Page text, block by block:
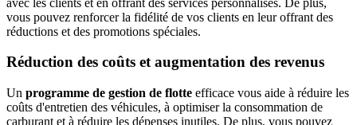
vous pouvez renforcer la fidélité de vos clients en leur offrant des
réductions et des promotions spéciales.
Réduction des coûts et augmentation des revenus
Un programme de gestion de flotte efficace vous aide à réduire les
coûts d'entretien des véhicules, à optimiser la consommation de
carburant et à réduire les dépenses inutiles. De plus, vous pouvez